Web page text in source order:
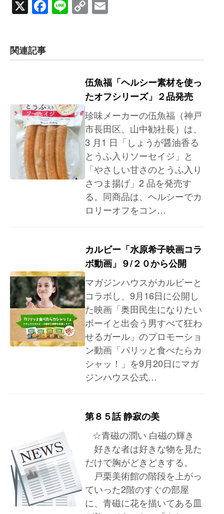
X Facebook
LineCopy
関連記事
伍魚福「ヘルシー素材を使っ
たオフシリーズ」２品発売
珍味メーカーの伍魚福（神戸
市長田区、山中勧社長）は、
3 月1 日「しょうが醤油香る
とうふ入りソーセイジ」と
「やさしい甘さのとうふ入り
さつま揚げ」2 品を発売す
る。同商品は、ヘルシーでカ
ロリーオフをコン…
カルビー「水原希子映画コラ
ボ動画」９/２０から公開
マガジンハウスがカルビーと
コラボし、9月16日に公開し
た映画「奥田民生になりたい
ボーイと出会う男すべて狂わ
せるガール」のプロモーショ
ン動画「パリッと食べたらカ
シャッ！」を9月20日にマガ
ジンハウス公式…
第８５話 静寂の美
☆青磁の潤い 白磁の輝き
好きな者は好きな物を見た
だけで胸がどきどきする。
戸栗美術館の階段を上がっ
ていった2階のすぐの部屋
に、青磁に花を描いてある皿